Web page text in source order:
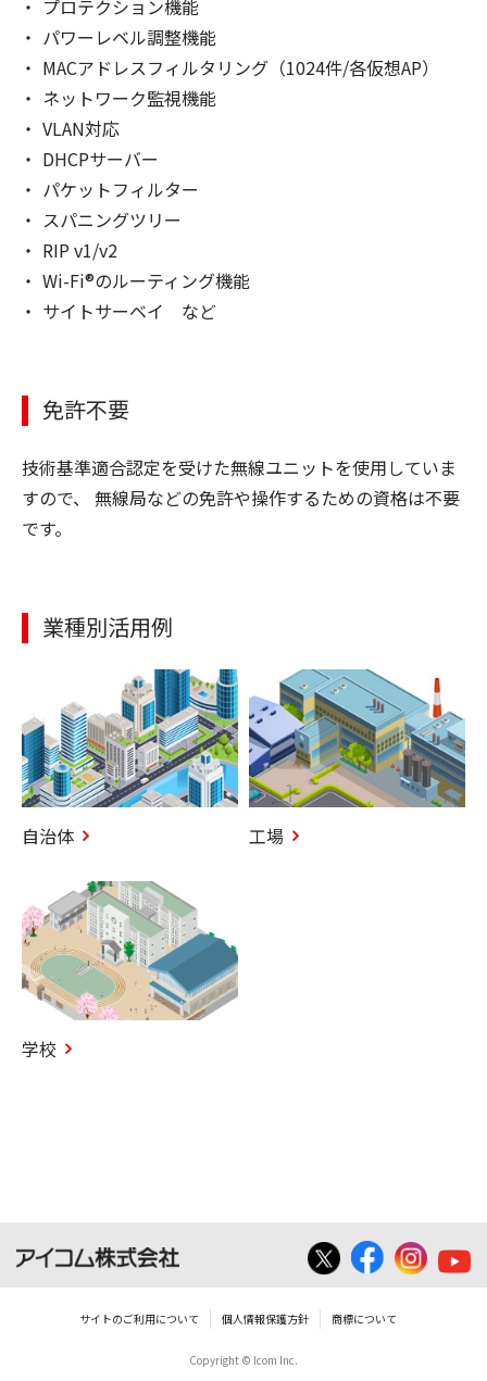
プロテクション機能
パワーレベル調整機能
MACアドレスフィルタリング（1024件/各仮想AP）
ネットワーク監視機能
VLAN対応
DHCPサーバー
パケットフィルター
スパニングツリー
RIP v1/v2
Wi-Fi®のルーティング機能
サイトサーベイ など
免許不要
技術基準適合認定を受けた無線ユニットを使用していま
すので、 無線局などの免許や操作するための資格は不要
です。
業種別活用例
自治体 工場
学校
サイトのご利用について 個人情報保護方針 商標について
Copyright © Icom Inc.